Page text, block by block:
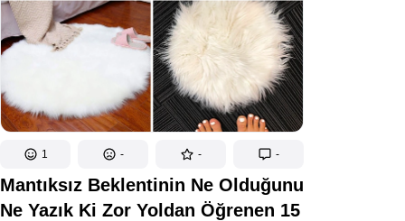
1 - - -
Mantıksız Beklentinin Ne Olduğunu
Ne Yazık Ki Zor Yoldan Öğrenen 15